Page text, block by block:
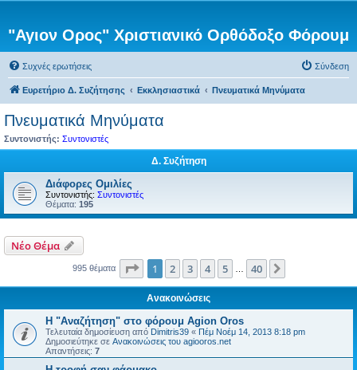
"Αγιον Ορος" Χριστιανικό Ορθόδοξο Φόρουμ
Συχνές ερωτήσεις Σύνδεση
Ευρετήριο Δ. Συζήτησης Εκκλησιαστικά Πνευματικά Μηνύματα
Πνευματικά Μηνύματα
Συντονιστής: Συντονιστές
Δ. Συζήτηση
Διάφορες Ομιλίες
Συντονιστής: Συντονιστές
Θέματα: 195
Νέο Θέμα
995 θέματα Σελίδα από40
1 2 3 4 5 40
Ανακοινώσεις
Η "Αναζήτηση" στο φόρουμ Agion Oros
Τελευταία δημοσίευση από Dimitris39 « Πέμ Νοέμ 14, 2013 8:18 pm
Δημοσιεύτηκε σε Ανακοινώσεις του agiooros.net
Απαντήσεις: 7